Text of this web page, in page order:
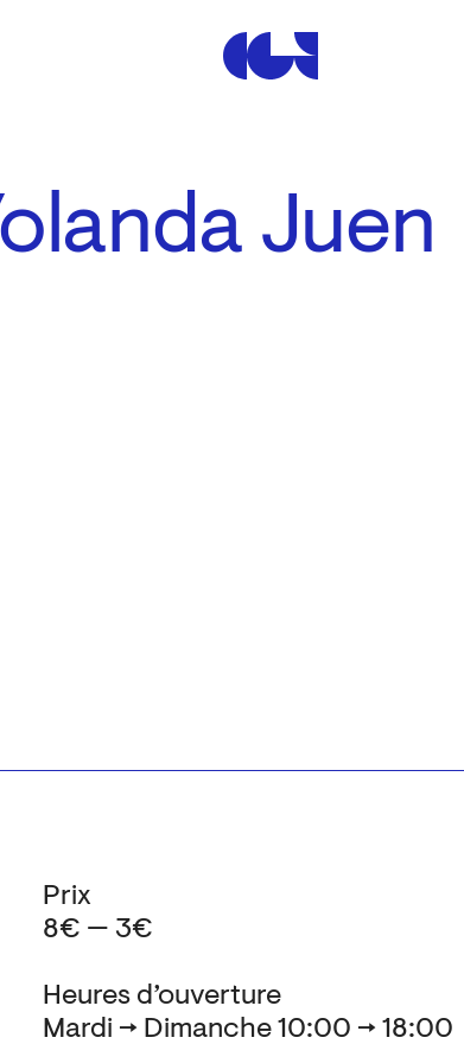
Centre de la
Juen
Heures d’ouverture
Mardi → Dimanche 10:00 → 18:00
Prix
8€ — 3€